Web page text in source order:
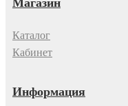
Магазин
Каталог
Кабинет
Информация